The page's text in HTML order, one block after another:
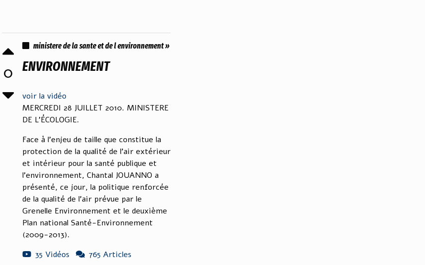
0
ministere de la sante et de l environnement »
ENVIRONNEMENT
voir la vidéo
MERCREDI 28 JUILLET 2010. MINISTERE
DE L'ÉCOLOGIE.
Face à l'enjeu de taille que constitue la
protection de la qualité de l'air extérieur
et intérieur pour la santé publique et
l'environnement, Chantal JOUANNO a
présenté, ce jour, la politique renforcée
de la qualité de l'air prévue par le
Grenelle Environnement et le deuxième
Plan national Santé-Environnement
(2009-2013).
35 Vidéos
765 Articles